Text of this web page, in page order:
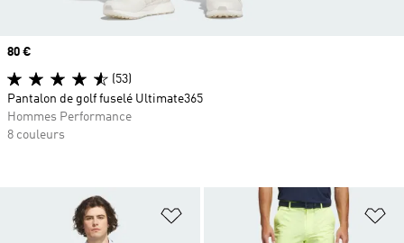
Ajouter à la Liste de produits
Prix
80 €
(53)
Pantalon de golf fuselé Ultimate365
Hommes Performance
8 couleurs